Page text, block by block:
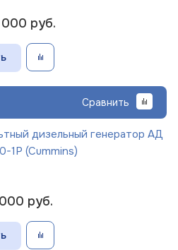
000 руб.
Сравнить
дизельный генератор АД
1Р (Cummins)
руб.